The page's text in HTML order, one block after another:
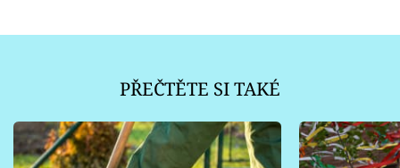
PŘEČTĚTE SI TAKÉ